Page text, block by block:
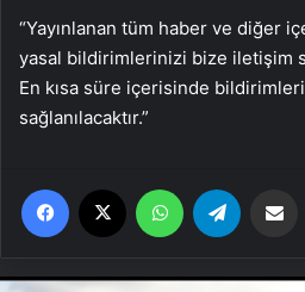
“Yayınlanan tüm haber ve diğer
yasal bildirimlerinizi bize iletişim
En kısa süre içerisinde
sağlanılacaktır.”
Facebook WhatsApp